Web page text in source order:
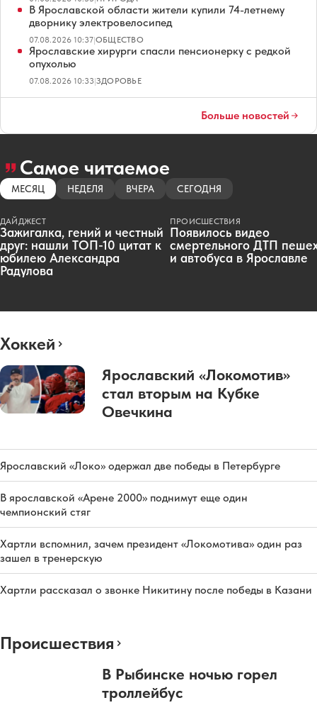
В Ярославской области жители купили 74-летнему
дворнику электровелосипед
07.08.2026 10:37|ОБЩЕСТВО
Ярославские хирурги спасли пенсионерку с редкой
опухолью
07.08.2026 10:33|ЗДОРОВЬЕ
Больше новостей
Самое читаемое
МЕСЯЦ НЕДЕЛЯ ВЧЕРА СЕГОДНЯ
ДАЙДЖЕСТ
Зажигалка, гений и честный
друг: нашли ТОП-10 цитат к
юбилею Александра
Радулова
ПРОИСШЕСТВИЯ
Появилось видео
смертельного ДТП
и автобуса в Ярославле
Хоккей
Ярославский «Локомотив»
стал вторым на Кубке
Овечкина
Ярославский «Локо» одержал две победы в Петербурге
В ярославской «Арене 2000» поднимут еще один
чемпионский стяг
Хартли вспомнил, зачем президент «Локомотива» один раз
зашел в тренерскую
Хартли рассказал о звонке Никитину после победы в Казани
Происшествия
В Рыбинске ночью горел
троллейбус